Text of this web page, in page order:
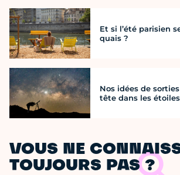
Et si l’été parisien
quais ?
Nos idées de
tête dans les étoiles
VOUS NE
TOUJOURS PAS ?